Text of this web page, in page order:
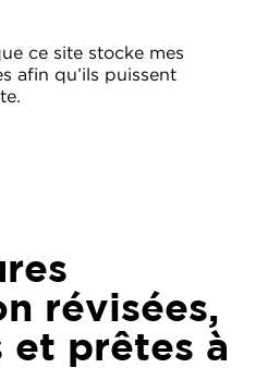
ce site stocke mes
afin qu’ils puissent
révisées,
et prêtes à